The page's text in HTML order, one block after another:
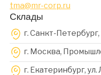
tma@mr-corp.ru
Склады
г. Санкт-Петербург,
г. Москва,
г. Екатеринбург, ул.